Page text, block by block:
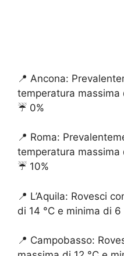
📍 Ancona:
temperatura massima
☔️ 0%
📍 Roma:
temperatura massima
☔️ 10%
📍 L’Aquila: Rovesci
di 14 °C e minima di 6
📍 Campobasso: